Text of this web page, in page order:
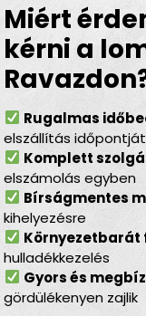
Miért
kérni a
Rugalmas
elszállítás időpontját
Komplett
elszámolás egyben
Bírságmentes
kihelyezésre
Környezetbarát
hulladékkezelés
Gyors és
gördülékenyen zajlik